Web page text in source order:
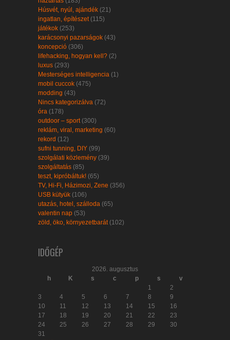
Húsvét, nyúl, ajándék (21)
ingatlan, építészet (115)
játékok (253)
karácsonyi pazarságok (43)
koncepció (306)
lifehacking, hogyan kell? (2)
luxus (293)
Mesterséges intelligencia (1)
mobil cuccok (475)
modding (43)
Nincs kategorizálva (72)
óra (178)
outdoor – sport (300)
reklám, viral, marketing (60)
rekord (12)
sufni tunning, DIY (99)
szolgálati közlemény (39)
szolgáltatás (85)
teszt, kipróbáltuk! (65)
TV, Hi-Fi, Házimozi, Zene (356)
USB kütyük (106)
utazás, hotel, szálloda (65)
valentin nap (53)
zöld, öko, környezetbarát (102)
IDŐGÉP
2026. augusztus
h
K s c p s
v
1
2
3
4 5 6 7 8
9
10
11 12 13 14 15
16
17
18 19 20 21 22
23
24
25 26 27 28 29
30
31